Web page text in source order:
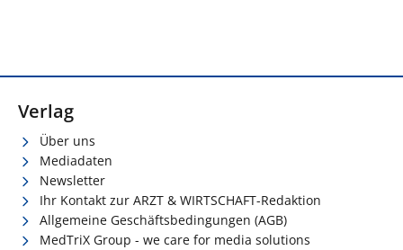
Verlag
Über uns
Mediadaten
Newsletter
Ihr Kontakt zur ARZT & WIRTSCHAFT-Redaktion
Allgemeine Geschäftsbedingungen (AGB)
MedTriX Group - we care for media solutions